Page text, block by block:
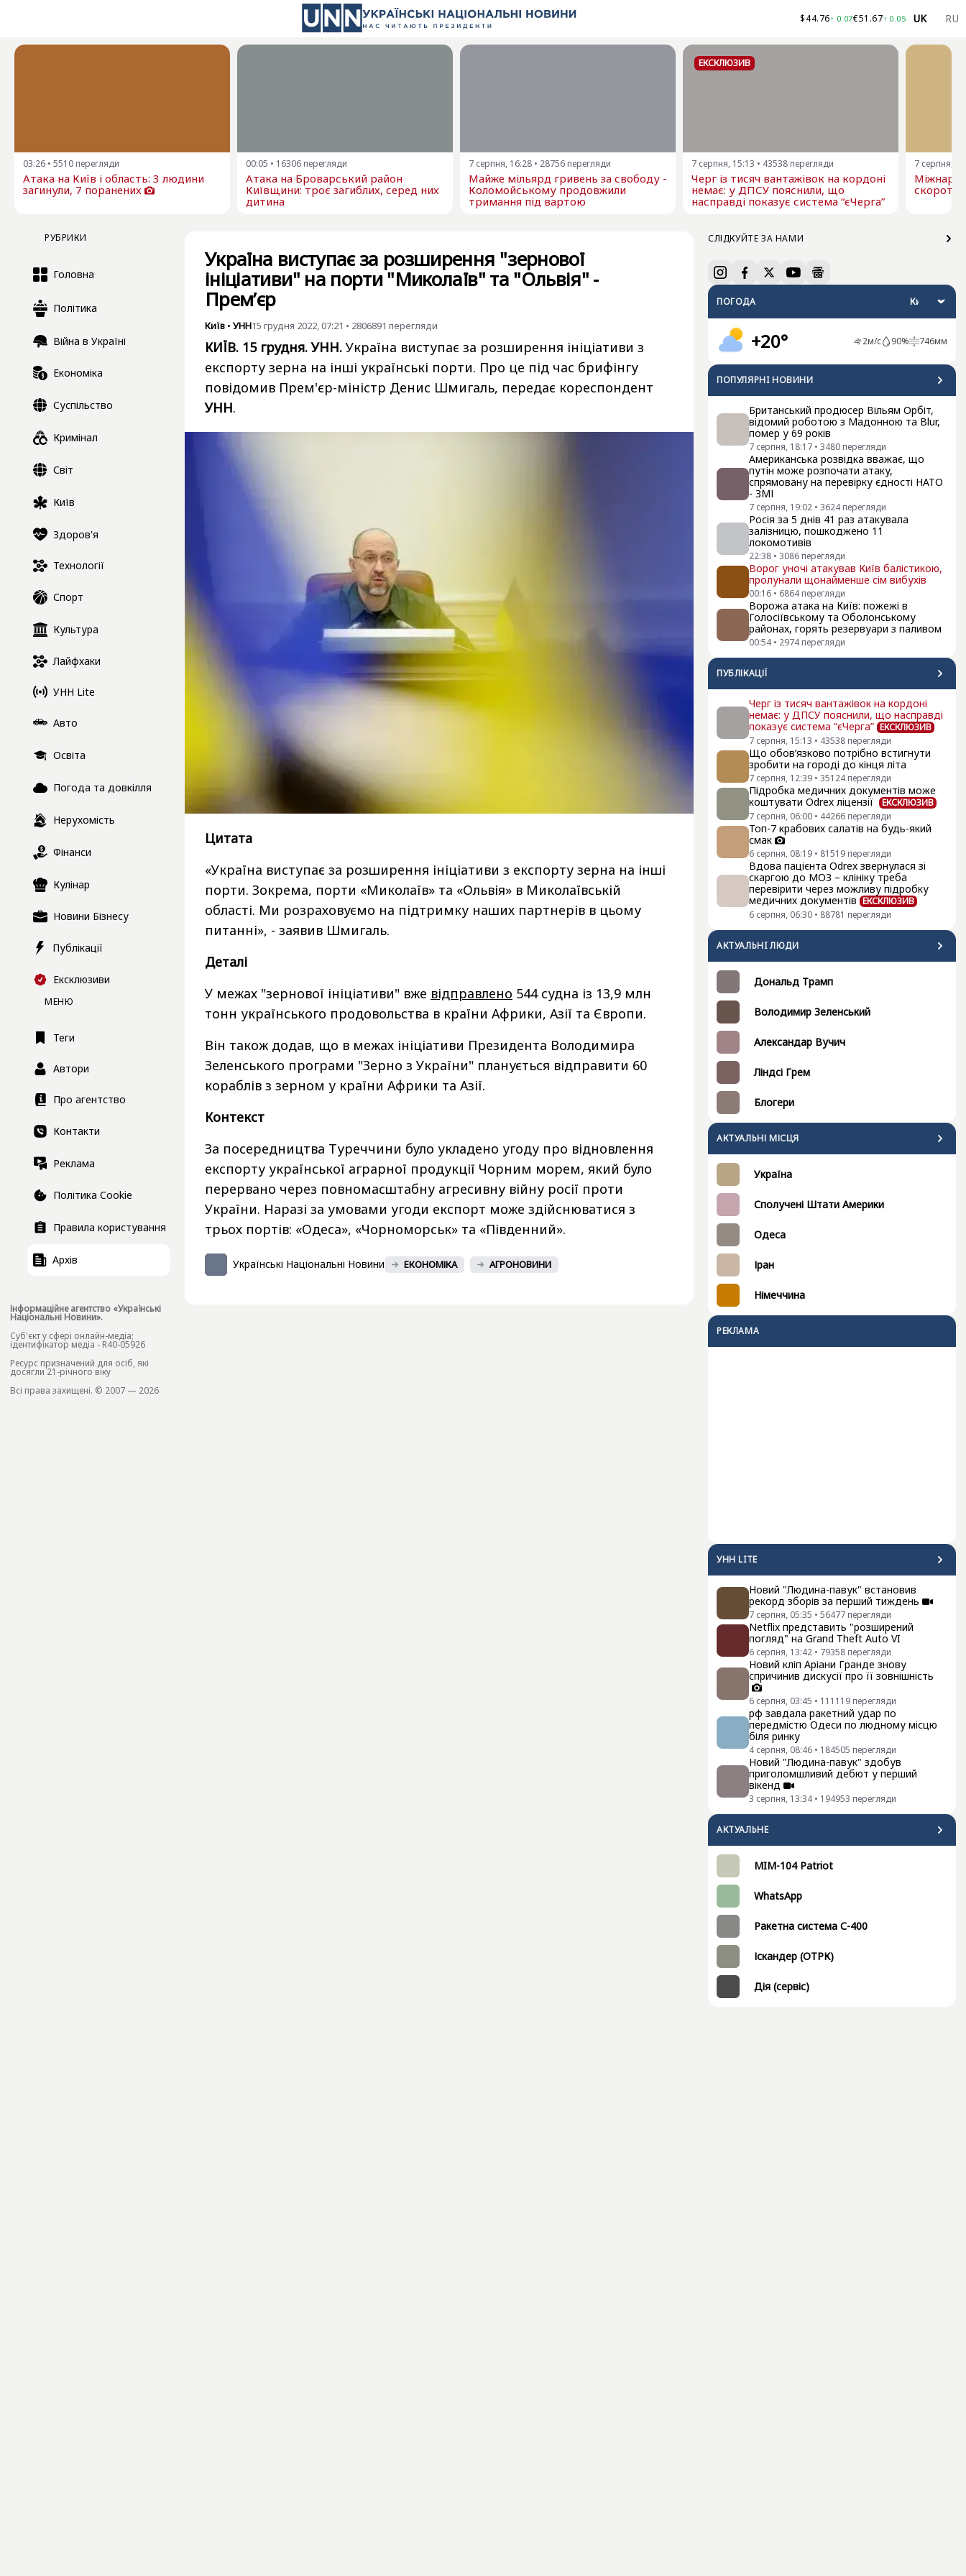
$44.76↑ 0.07€51.67↑ 0.05 UK RU
03:26 • 5510 перегляди
Атака на Київ і область: 3 людини
загинули, 7 поранених
00:05 • 16306 перегляди
Атака на Броварський район
Київщини: троє загиблих, серед них
дитина
7 серпня, 16:28 • 28756 перегляди
Майже мільярд гривень за свободу -
Коломойському продовжили
тримання під вартою
ЕКСКЛЮЗИВ
7 серпня, 15:13 • 43538 перегляди
Черг із тисяч вантажівок на кордоні
немає: у ДПСУ пояснили, що
насправді показує система “єЧерга”
7 серпня,
РУБРИКИ
Головна
Політика
Війна в Україні
Економіка
Суспільство
Кримінал
Світ
Київ
Здоров'я
Технології
Спорт
Культура
Лайфхаки
УНН Lite
Авто
Освіта
Погода та довкілля
Нерухомість
Фінанси
Кулінар
Новини Бізнесу
Публікації
Ексклюзиви
МЕНЮ
Теги
Автори
Про агентство
Контакти
Реклама
Політика Cookie
Правила користування
Архів
Інформаційне агентство «Українські
Національні Новини».
Cуб'єкт у сфері онлайн-медіа;
ідентифікатор медіа - R40-05926
Ресурс призначений для осіб, які
досягли 21-річного віку
Всі права захищені. © 2007 — 2026
СЛІДКУЙТЕ ЗА НАМИ
ПОГОДА
+20° 2м/с 90% 746мм
ПОПУЛЯРНI НОВИНИ
Британський продюсер Вільям Орбіт,
відомий роботою з Мадонною та Blur,
помер у 69 років
7 серпня, 18:17 • 3480 перегляди
Американська розвідка вважає, що
путін може розпочати атаку,
спрямовану на перевірку єдності НАТО
- ЗМІ
7 серпня, 19:02 • 3624 перегляди
Росія за 5 днів 41 раз атакувала
залізницю, пошкоджено 11
локомотивів
22:38 • 3086 перегляди
Ворог уночі атакував Київ балістикою,
пролунали щонайменше сім вибухів
00:16 • 6864 перегляди
Ворожа атака на Київ: пожежі в
Голосіївському та Оболонському
районах, горять резервуари з паливом
00:54 • 2974 перегляди
ПУБЛІКАЦІЇ
Черг із тисяч вантажівок на кордоні
немає: у ДПСУ пояснили, що насправді
показує система “єЧерга” ЕКСКЛЮЗИВ
7 серпня, 15:13 • 43538 перегляди
Що обов’язково потрібно встигнути
зробити на городі до кінця літа
7 серпня, 12:39 • 35124 перегляди
Підробка медичних документів може
коштувати Odrex ліцензії
ЕКСКЛЮЗИВ
7 серпня, 06:00 • 44266 перегляди
Топ-7 крабових салатів на будь-який
смак
6 серпня, 08:19 • 81519 перегляди
Вдова пацієнта Odrex звернулася зі
скаргою до МОЗ – клініку треба
перевірити через можливу підробку
медичних документів ЕКСКЛЮЗИВ
6 серпня, 06:30 • 88781 перегляди
АКТУАЛЬНI ЛЮДИ
Дональд Трамп
Володимир Зеленський
Александар Вучич
Ліндсі Грем
Блогери
АКТУАЛЬНІ МІСЦЯ
Україна
Сполучені Штати Америки
Одеса
Іран
Німеччина
РЕКЛАМА
УНН LITE
Новий "Людина-павук" встановив
рекорд зборів за перший тиждень
7 серпня, 05:35 • 56477 перегляди
Netflix представить "розширений
погляд" на Grand Theft Auto VI
6 серпня, 13:42 • 79358 перегляди
Новий кліп Аріани Гранде знову
спричинив дискусії про її зовнішність
6 серпня, 03:45 • 111119 перегляди
рф завдала ракетний удар по
передмістю Одеси по людному місцю
біля ринку
4 серпня, 08:46 • 184505 перегляди
Новий "Людина-павук" здобув
приголомшливий дебют у перший
вікенд
3 серпня, 13:34 • 194953 перегляди
АКТУАЛЬНЕ
MIM-104 Patriot
WhatsApp
Ракетна система С-400
Іскандер (ОТРК)
Дія (сервіс)
Україна виступає за розширення "зернової
ініціативи" на порти "Миколаїв" та "Ольвія" -
Прем’єр
Київ • УНН15 грудня 2022, 07:21 • 2806891 перегляди
КИЇВ. 15 грудня. УНН.Україна виступає за розширення ініціативи з
експорту зерна на інші українські порти. Про це під час брифінгу
повідомив Прем'єр-міністр Денис Шмигаль, передає кореспондент
УНН.
Цитата
«Україна виступає за розширення ініціативи з експорту зерна на інші
порти. Зокрема, порти «Миколаїв» та «Ольвія» в Миколаївській
області. Ми розраховуємо на підтримку наших партнерів в цьому
питанні», - заявив Шмигаль.
Деталі
У межах "зернової ініціативи" вже відправлено 544 судна із 13,9 млн
тонн українського продовольства в країни Африки, Азії та Європи.
Він також додав, що в межах ініціативи Президента Володимира
Зеленського програми "Зерно з України" планується відправити 60
кораблів з зерном у країни Африки та Азії.
Контекст
За посередництва Туреччини було укладено угоду про відновлення
експорту української аграрної продукції Чорним морем, який було
перервано через повномасштабну агресивну війну росії проти
України. Наразі за умовами угоди експорт може здійснюватися з
трьох портів: «Одеса», «Чорноморськ» та «Південний».
Українські Національні Новини ЕКОНОМІКА АГРОНОВИНИ